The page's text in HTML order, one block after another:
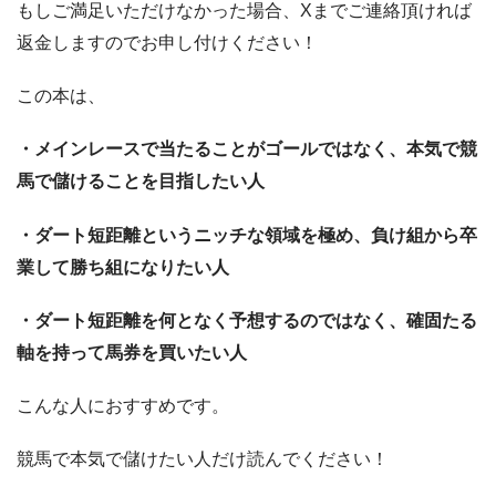
もしご満足いただけなかった場合、Xまでご連絡頂ければ
返金しますのでお申し付けください！
この本は、
・メインレースで当たることがゴールではなく、本気で競
馬で儲けることを目指したい人
・ダート短距離というニッチな領域を極め、負け組から卒
業して勝ち組になりたい人
・ダート短距離を何となく予想するのではなく、確固たる
軸を持って馬券を買いたい人
こんな人におすすめです。
競馬で本気で儲けたい人だけ読んでください！